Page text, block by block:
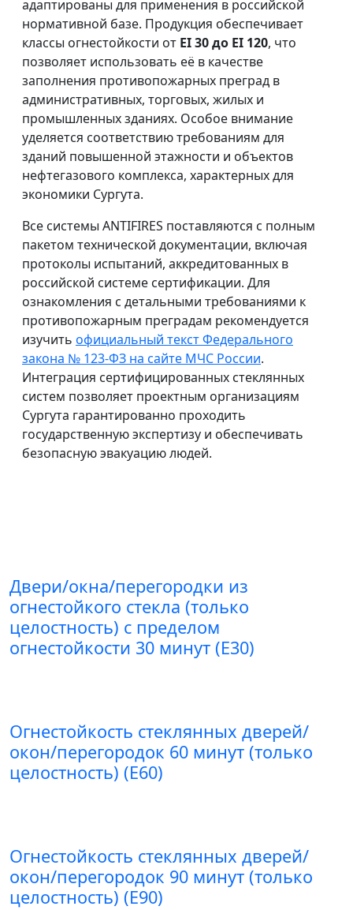
адаптированы для применения в российской
нормативной базе. Продукция обеспечивает
классы огнестойкости от EI 30 до EI 120, что
позволяет использовать её в качестве
заполнения противопожарных преград в
административных, торговых, жилых и
промышленных зданиях. Особое внимание
уделяется соответствию требованиям для
зданий повышенной этажности и объектов
нефтегазового комплекса, характерных для
экономики Сургута.
Все системы ANTIFIRES поставляются с полным
пакетом технической документации, включая
протоколы испытаний, аккредитованных в
российской системе сертификации. Для
ознакомления с детальными требованиями к
противопожарным преградам рекомендуется
изучить официальный текст Федерального
закона № 123-ФЗ на сайте МЧС России.
Интеграция сертифицированных стеклянных
систем позволяет проектным организациям
Сургута гарантированно проходить
государственную экспертизу и обеспечивать
безопасную эвакуацию людей.
Двери/окна/перегородки из
огнестойкого стекла (только
целостность) с пределом
огнестойкости 30 минут (E30)
Огнестойкость стеклянных дверей/
окон/перегородок 60 минут (только
целостность) (E60)
Огнестойкость стеклянных дверей/
окон/перегородок 90 минут (только
целостность) (E90)